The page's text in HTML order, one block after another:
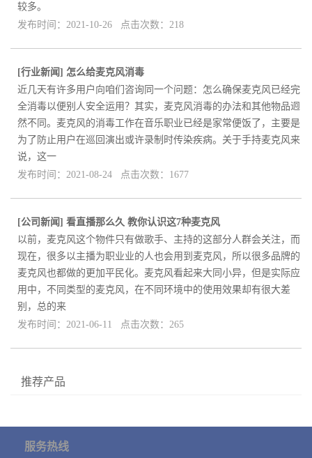
较多。
发布时间：2021-10-26 点击次数：218
[行业新闻] 怎么给麦克风消毒
近几天有许多用户向咱们咨询同一个问题：怎么确保麦克风已经完
全消毒以便别人安全运用？其实，麦克风消毒的办法和其他物品迥
然不同。麦克风的消毒工作在音乐职业已经是家常便饭了，主要是
为了防止用户在巡回演出或许录制时传染疾病。关于手持麦克风来
说，这一
发布时间：2021-08-24 点击次数：1677
[公司新闻] 看直播那么久 教你认识这7种麦克风
以前，麦克风这个物件只有做歌手、主持的这部分人群会关注，而
现在，很多以主播为职业业的人也会用到麦克风，所以很多品牌的
麦克风也都做的更加平民化。麦克风看起来大同小异，但是实际应
用中，不同类型的麦克风，在不同环境中的使用效果却有很大差
别，总的来
发布时间：2021-06-11 点击次数：265
推荐产品
服务热线